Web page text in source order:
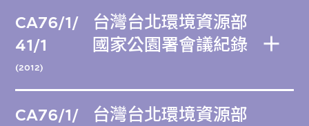
CA76/1/
41/1
(2012)
台灣台北環境資源部
國家公園署會議紀錄
CA76/1/
台灣台北環境資源部